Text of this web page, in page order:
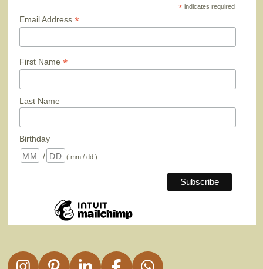
* indicates required
Email Address *
First Name *
Last Name
Birthday
/
( mm / dd )